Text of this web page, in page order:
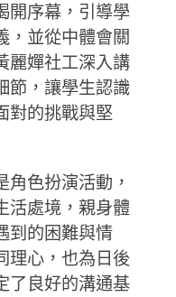
開序幕，引導學
，並從中體會關
麗嬋社工深入講
節，讓學生認識
對的挑戰與堅
角色扮演活動，
活處境，親身體
到的困難與情
理心，也為日後
了良好的溝通基